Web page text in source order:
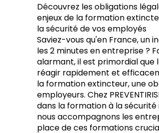
Découvrez les obligations
enjeux de la formation
la sécurité de vos employés
Saviez-vous qu'en France, un
les 2 minutes en entreprise ?
alarmant, il est primordial que
réagir rapidement et
la formation extincteur, une
employeurs. Chez
dans la formation à la sécurité
nous accompagnons les
place de ces formations